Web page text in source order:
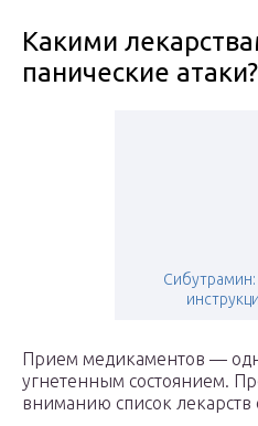
Какими
панические атаки?
Сибутрамин:
Прием медикаментов —
угнетенным состоянием.
вниманию список лекарств